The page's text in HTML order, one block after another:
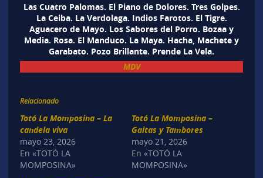
Las Cuatro Palomas. El Piano de Dolores. Tres Golpes.
La Ceiba. La Verdolaga. Indios Farotos. El Tigre.
Aguacero de Mayo. Los Sabores del Porro. Bozaa y
Media. Rosa. El Manduco. La Maya. Hacha, Machete y
Garabato. Pozo Brillante. Prende La Vela.
MDV
Relacionado
Totó La Momposina – La
candela viva
mayo 23, 2026
En «TOTÓ LA
MOMPOSINA»
Totó La Momposina –
Gaitas y Tambores
mayo 21, 2026
En «TOTÓ LA
MOMPOSINA»